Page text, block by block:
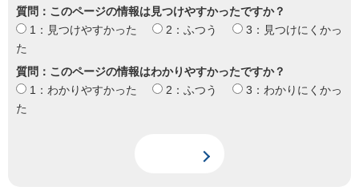
質問：このページの情報は見つけやすかったですか？
1：見つけやすかった
2：ふつう
3：見つけにくかっ
た
質問：このページの情報はわかりやすかったですか？
1：わかりやすかった
2：ふつう
3：わかりにくかっ
た